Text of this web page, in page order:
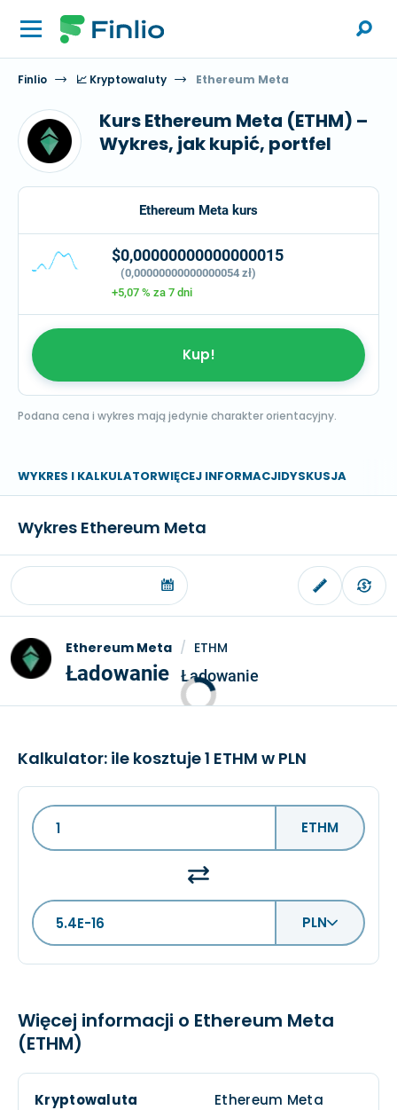
Finlio 📈 Kryptowaluty Ethereum Meta
Kurs Ethereum Meta (ETHM) –
Wykres, jak kupić, portfel
Ethereum Meta kurs
$0,00000000000000015
(0,00000000000000054 zł)
+5,07 % za 7 dni
Kup!
Podana cena i wykres mają jedynie charakter orientacyjny.
WYKRES I KALKULATORWIĘCEJ INFORMACJIDYSKUSJA
Wykres Ethereum Meta
Ethereum Meta / ETHM
Ładowanie Ładowanie
Kalkulator: ile kosztuje 1 ETHM w PLN
ETHM
PLN
Więcej informacji o Ethereum Meta
(ETHM)
Kryptowaluta Ethereum Meta